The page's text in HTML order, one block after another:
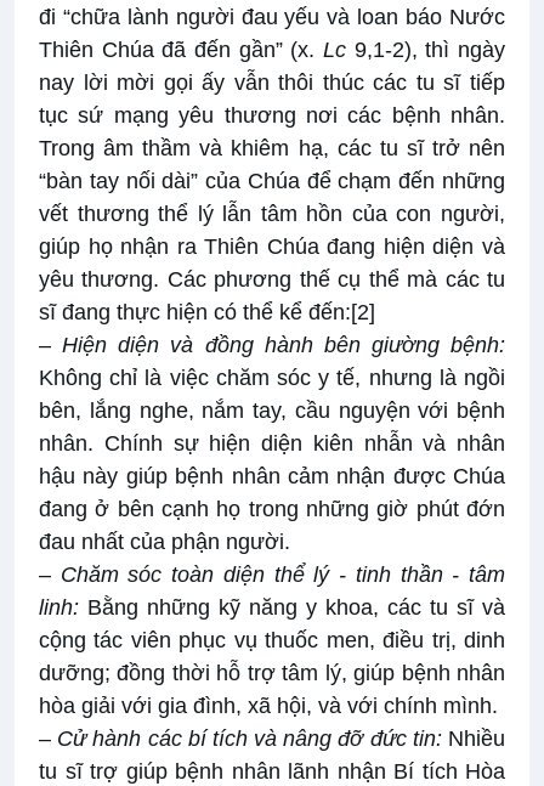
đi “chữa lành người đau yếu và loan báo Nước
Thiên Chúa đã đến gần” (x. Lc 9,1-2), thì ngày
nay lời mời gọi ấy vẫn thôi thúc các tu sĩ tiếp
tục sứ mạng yêu thương nơi các bệnh nhân.
Trong âm thầm và khiêm hạ, các tu sĩ trở nên
“bàn tay nối dài” của Chúa để chạm đến những
vết thương thể lý lẫn tâm hồn của con người,
giúp họ nhận ra Thiên Chúa đang hiện diện và
yêu thương. Các phương thế cụ thể mà các tu
sĩ đang thực hiện có thể kể đến:[2]
–Hiện diện và đồng hành bên giường bệnh:
Không chỉ là việc chăm sóc y tế, nhưng là ngồi
bên, lắng nghe, nắm tay, cầu nguyện với bệnh
nhân. Chính sự hiện diện kiên nhẫn và nhân
hậu này giúp bệnh nhân cảm nhận được Chúa
đang ở bên cạnh họ trong những giờ phút đớn
đau nhất của phận người.
– Chăm sóc toàn diện thể lý - tinh thần - tâm
linh: Bằng những kỹ năng y khoa, các tu sĩ và
cộng tác viên phục vụ thuốc men, điều trị, dinh
dưỡng; đồng thời hỗ trợ tâm lý, giúp bệnh nhân
hòa giải với gia đình, xã hội, và với chính mình.
– Cử hành các bí tích và nâng đỡ đức tin:Nhiều
tu sĩ trợ giúp bệnh nhân lãnh nhận Bí tích Hòa